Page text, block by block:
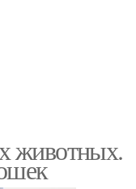
животных.